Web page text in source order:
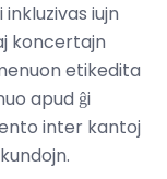
iujn
koncertajn
etikedita
apud ĝi
inter kantoj